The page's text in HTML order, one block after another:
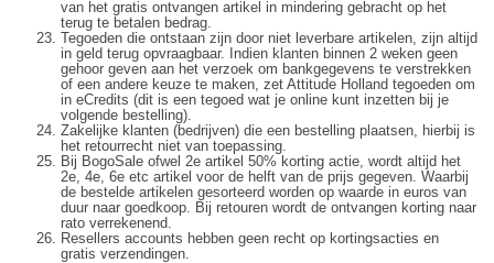
van het gratis ontvangen artikel in mindering gebracht op het
terug te betalen bedrag.
Tegoeden die ontstaan zijn door niet leverbare artikelen, zijn altijd
in geld terug opvraagbaar. Indien klanten binnen 2 weken geen
gehoor geven aan het verzoek om bankgegevens te verstrekken
of een andere keuze te maken, zet Attitude Holland tegoeden om
in eCredits (dit is een tegoed wat je online kunt inzetten bij je
volgende bestelling).
Zakelijke klanten (bedrijven) die een bestelling plaatsen, hierbij is
het retourrecht niet van toepassing.
Bij BogoSale ofwel 2e artikel 50% korting actie, wordt altijd het
2e, 4e, 6e etc artikel voor de helft van de prijs gegeven. Waarbij
de bestelde artikelen gesorteerd worden op waarde in euros van
duur naar goedkoop. Bij retouren wordt de ontvangen korting naar
rato verrekenend.
Resellers accounts hebben geen recht op kortingsacties en
gratis verzendingen.